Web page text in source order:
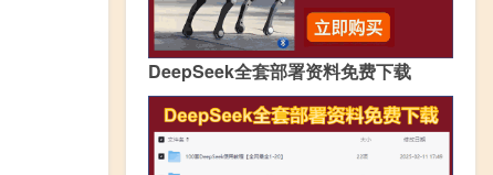
DeepSeek全套部署资料免费下载